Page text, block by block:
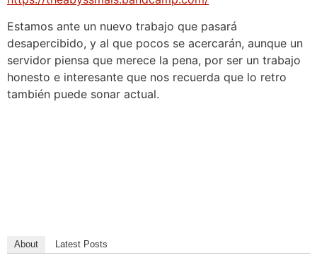
Estamos ante un nuevo trabajo que pasará
desapercibido, y al que pocos se acercarán, aunque un
servidor piensa que merece la pena, por ser un trabajo
honesto e interesante que nos recuerda que lo retro
también puede sonar actual.
About Latest Posts